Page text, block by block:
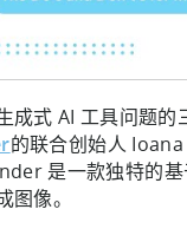
成式 AI 工具问题的
的联合创始人
是一款独特的
图像。